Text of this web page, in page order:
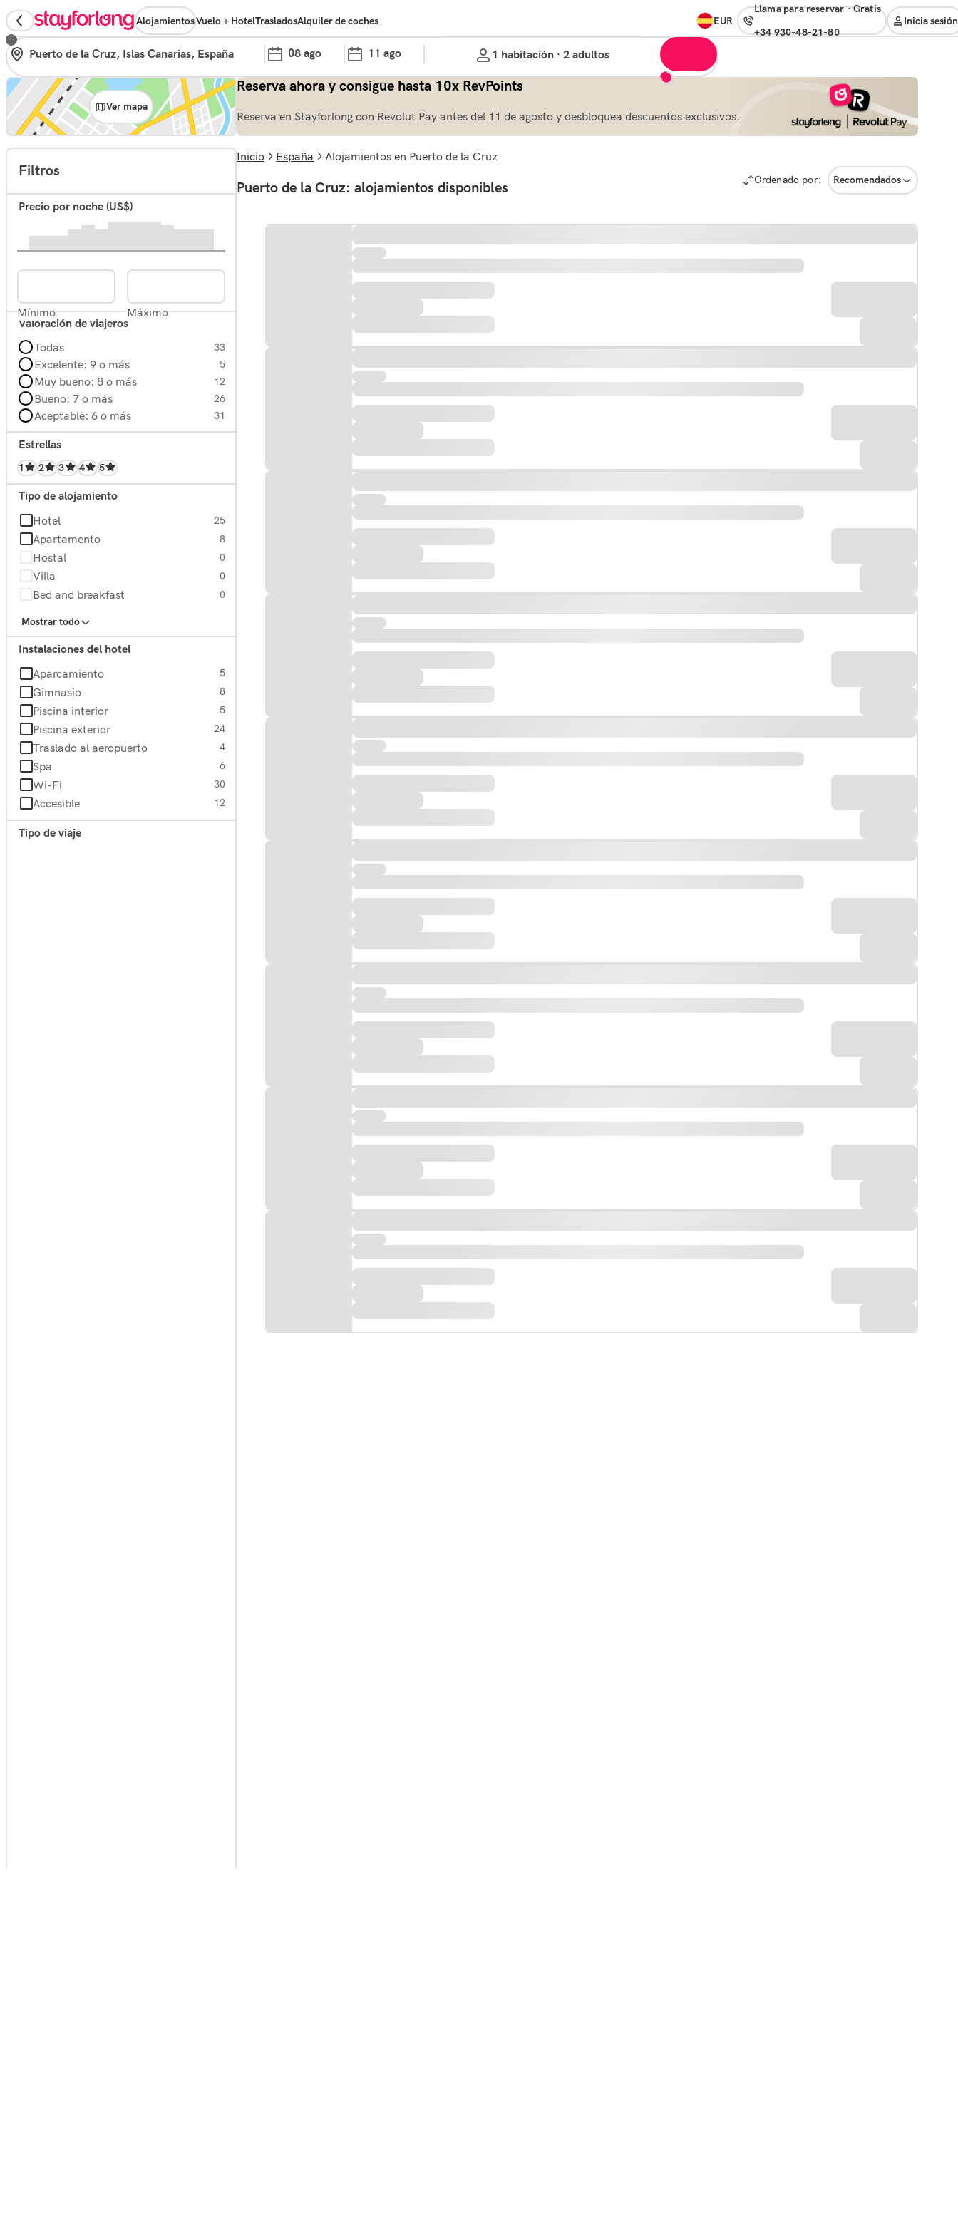
AlojamientosVuelo + HotelTrasladosAlquiler de coches EUR
Llama para reservar· gratis
+34 930-48-21-80
Inicia sesión
08 ago 11 ago 1 habitación · 2 adultos
Ver mapa
Reserva ahora y consigue hasta 10x RevPoints
Reserva en Stayforlong con Revolut Pay antes del 11 de agosto y desbloquea descuentos exclusivos.
Filtros
Precio por noche (US$)
Mínimo Máximo
Valoración de viajeros
Todas 33
Excelente: 9 o más 5
Muy bueno: 8 o más 12
Bueno: 7 o más 26
Aceptable: 6 o más 31
Estrellas
1 2 3 4 5
Tipo de alojamiento
Hotel 25
Apartamento 8
Hostal 0
Villa 0
Bed and breakfast 0
Mostrar todo
Instalaciones del hotel
Aparcamiento 5
Gimnasio 8
Piscina interior 5
Piscina exterior 24
Traslado al aeropuerto 4
Spa 6
Wi-Fi 30
Accesible 12
Tipo de viaje
Inicio España alojamientos en Puerto de la Cruz
Puerto de la Cruz: alojamientos disponibles Ordenado por: Recomendados